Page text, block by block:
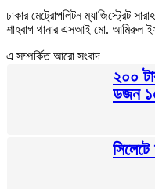
ঢাকার মেট্রোপলিটন ম্যাজিস্ট্রেট
শাহবাগ থানার এসআই মো. আমিরুল
এ সম্পর্কিত আরো সংবাদ
২০০
ডজন